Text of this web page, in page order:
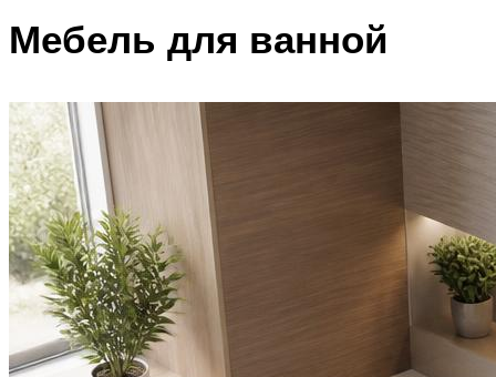
Мебель для ванной